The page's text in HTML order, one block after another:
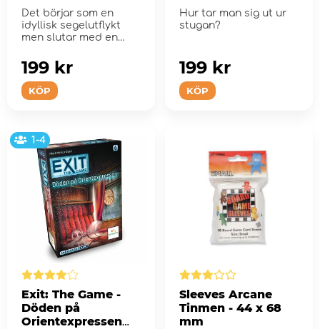
Det börjar som en
idyllisk segelutflykt
men slutar med en
KÖP
199 kr
Hur tar man sig ut ur
stugan?
KÖP
199 kr
1-4
Exit: The Game -
Döden på
Orientexpressen
Sleeves Arcane
Tinmen - 44 x 68
mm